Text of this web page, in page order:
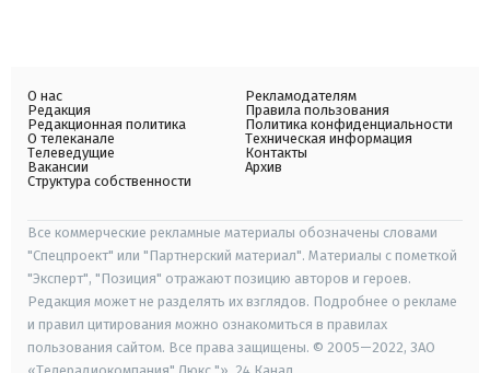
О нас
Редакция
Редакционная политика
О телеканале
Телеведущие
Вакансии
Структура собственности
Рекламодателям
Правила пользования
Политика конфиденциальности
Техническая информация
Контакты
Архив
Все коммерческие рекламные материалы обозначены словами
"Спецпроект" или "Партнерский материал". Материалы с пометкой
"Эксперт", "Позиция" отражают позицию авторов и героев.
Редакция может не разделять их взглядов. Подробнее о рекламе
и правил цитирования можно ознакомиться в правилах
пользования сайтом. Все права защищены. © 2005—2022, ЗАО